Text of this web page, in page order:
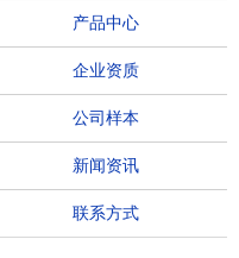
产品中心
企业资质
公司样本
新闻资讯
联系方式